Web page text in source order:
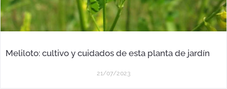
Meliloto: cultivo y cuidados de esta planta de jardín
21/07/2023